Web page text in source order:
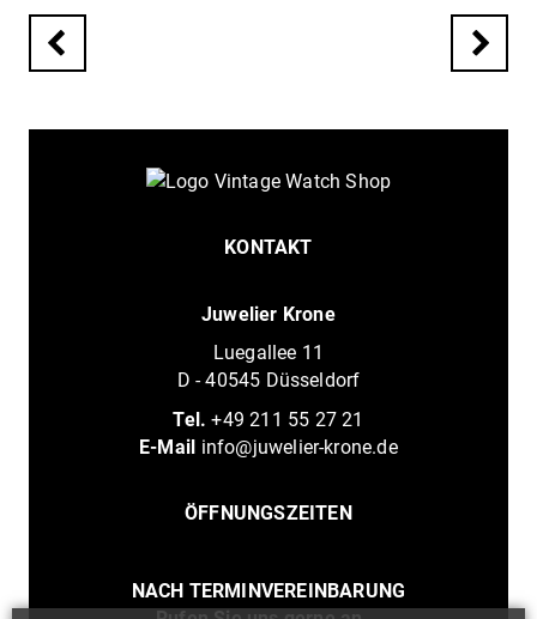
KONTAKT
Juwelier Krone
Luegallee 11
D - 40545 Düsseldorf
Tel. +49 211 55 27 21
E-Mail info@juwelier-krone.de
ÖFFNUNGSZEITEN
NACH TERMINVEREINBARUNG